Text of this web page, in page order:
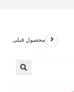
محصول قبلی